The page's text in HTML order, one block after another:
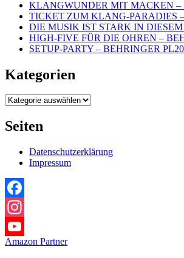
KLANGWUNDER MIT MACKEN –
TICKET ZUM KLANG-PARADIES
DIE MUSIK IST STARK IN
HIGH-FIVE FÜR DIE OHREN –
SETUP-PARTY – BEHRINGER
Kategorien
Kategorien
Seiten
Datenschutzerklärung
Impressum
Facebook
Instagram
YouTube
Amazon Partner